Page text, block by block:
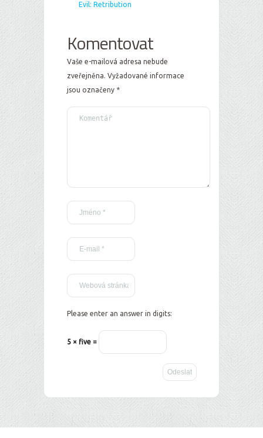
Evil: Retribution
Komentovat
Vaše e-mailová adresa nebude
zveřejněna. Vyžadované informace
jsou označeny *
Please enter an answer in digits:
5 × five =